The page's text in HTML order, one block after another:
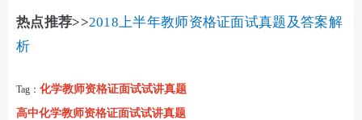
热点推荐>>2018上半年教师资格证面试真题及答案解
析
Tag： 化学教师资格证面试试讲真题
高中化学教师资格证面试试讲真题